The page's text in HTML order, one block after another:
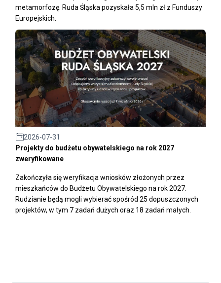
metamorfozę. Ruda Śląska pozyskała 5,5 mln zł z Funduszy
Europejskich.
2026-07-31
Projekty do budżetu obywatelskiego na rok 2027
zweryfikowane
Zakończyła się weryfikacja wniosków złożonych przez
mieszkańców do Budżetu Obywatelskiego na rok 2027.
Rudzianie będą mogli wybierać spośród 25 dopuszczonych
projektów, w tym 7 zadań dużych oraz 18 zadań małych.